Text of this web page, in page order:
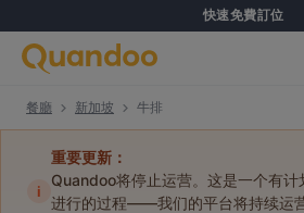
快速免費訂位
餐廳 新加坡 牛排
i
重要更新：
Quandoo将停止运营。这是一个有计
进行的过程——我们的平台将持续运